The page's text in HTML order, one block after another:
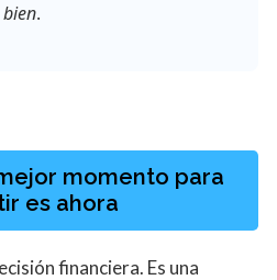
.
momento para
es ahora
financiera. Es una